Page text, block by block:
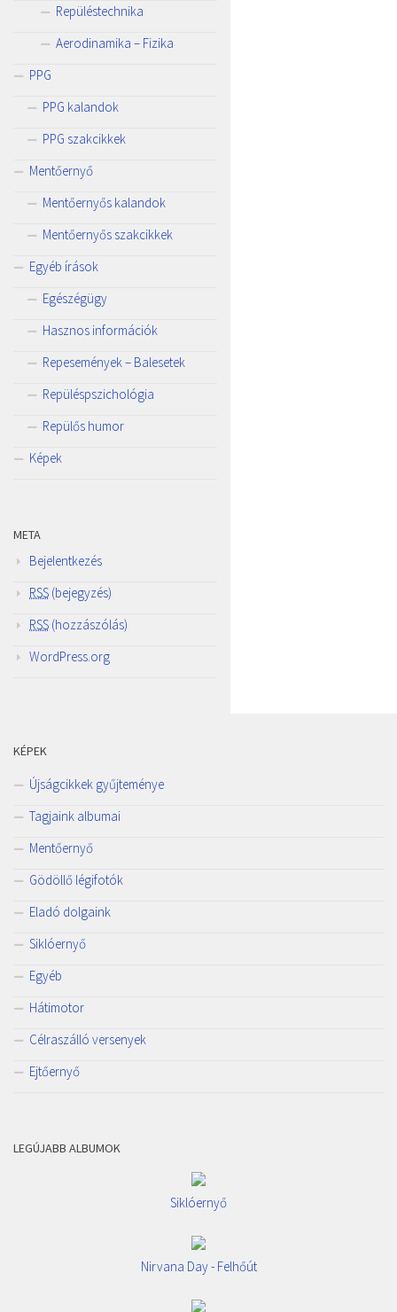
Repüléstechnika
Aerodinamika – Fizika
PPG
PPG kalandok
PPG szakcikkek
Mentőernyő
Mentőernyős kalandok
Mentőernyős szakcikkek
Egyéb írások
Egészégügy
Hasznos információk
Repesemények – Balesetek
Repüléspszichológia
Repülős humor
Képek
META
Bejelentkezés
RSS (bejegyzés)
RSS (hozzászólás)
WordPress.org
KÉPEK
Újságcikkek gyűjteménye
Tagjaink albumai
Mentőernyő
Gödöllő légifotók
Eladó dolgaink
Siklóernyő
Egyéb
Hátimotor
Célraszálló versenyek
Ejtőernyő
LEGÚJABB ALBUMOK
Siklóernyő
Nirvana Day - Felhőút